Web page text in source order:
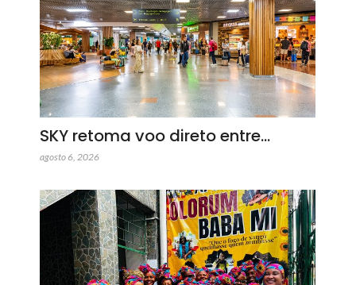
SKY retoma voo direto entre…
agosto 6, 2026